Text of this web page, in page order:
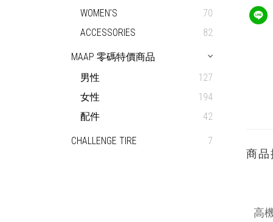
WOMEN'S
70
ACCESSORIES
82
MAAP 零碼特價商品
男性
127
女性
194
配件
42
CHALLENGE TIRE 7
商品
高